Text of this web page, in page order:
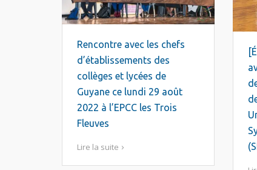
Rencontre avec les chefs
d’établissements des
collèges et lycées de
Guyane ce lundi 29 août
2022 à l’EPCC les Trois
Fleuves
Lire la suite